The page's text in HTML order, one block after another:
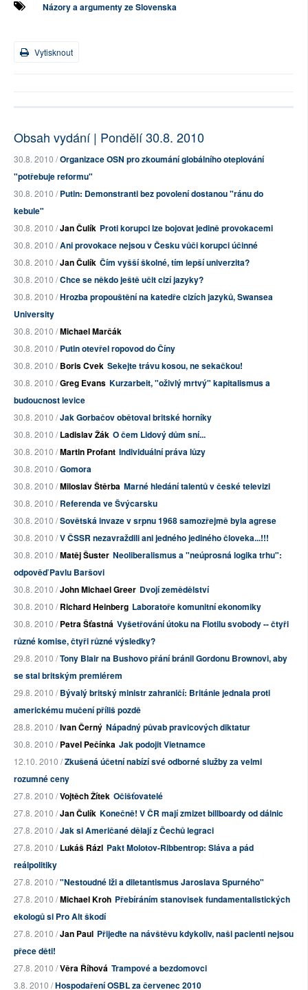
Názory a argumenty ze Slovenska
Vytisknout
Obsah vydání | Pondělí 30.8. 2010
30.8. 2010 /Organizace OSN pro zkoumání globálního oteplování
"potřebuje reformu"
30.8. 2010 /Putin: Demonstranti bez povolení dostanou "ránu do
kebule"
30.8. 2010 /Jan Čulík Proti korupci lze bojovat jedině provokacemi
30.8. 2010 /Ani provokace nejsou v Česku vůči korupci účinné
30.8. 2010 /Jan Čulík Čím vyšší školné, tím lepší univerzita?
30.8. 2010 /Chce se někdo ještě učit cizí jazyky?
30.8. 2010 /Hrozba propouštění na katedře cizích jazyků, Swansea
University
30.8. 2010 /Michael Marčák
30.8. 2010 /Putin otevřel ropovod do Číny
30.8. 2010 /Boris Cvek Sekejte trávu kosou, ne sekačkou!
30.8. 2010 /Greg Evans Kurzarbeit, "oživlý mrtvý" kapitalismus a
budoucnost levice
30.8. 2010 /Jak Gorbačov obětoval britské horníky
30.8. 2010 /Ladislav Žák O čem Lidový dům sní...
30.8. 2010 /Martin Profant Individuální práva lůzy
30.8. 2010 /Gomora
30.8. 2010 /Miloslav Štěrba Marné hledání talentů v české televizi
30.8. 2010 /Referenda ve Švýcarsku
30.8. 2010 /Sovětská invaze v srpnu 1968 samozřejmě byla agrese
30.8. 2010 /V ČSSR nezavraždili ani jedného jediného človeka...!!!
30.8. 2010 /Matěj Šuster Neoliberalismus a "neúprosná logika trhu":
odpověď Pavlu Baršovi
30.8. 2010 /John Michael Greer Dvojí zemědělství
30.8. 2010 /Richard Heinberg Laboratoře komunitní ekonomiky
30.8. 2010 /Petra Šťastná Vyšetřování útoku na Flotilu svobody -- čtyři
různé komise, čtyři různé výsledky?
29.8. 2010 /Tony Blair na Bushovo přání bránil Gordonu Brownovi, aby
se stal britským premiérem
29.8. 2010 /Bývalý britský ministr zahraničí: Británie jednala proti
americkému mučení příliš pozdě
28.8. 2010 /Ivan Černý Nápadný půvab pravicových diktatur
30.8. 2010 /Pavel Pečínka Jak podojit Vietnamce
12.10. 2010 /Zkušená účetní nabízí své odborné služby za velmi
rozumné ceny
27.8. 2010 /Vojtěch Žítek Očišťovatelé
27.8. 2010 /Jan Čulík Konečně! V ČR mají zmizet billboardy od dálnic
27.8. 2010 /Jak si Američané dělají z Čechů legraci
27.8. 2010 /Lukáš Rázl Pakt Molotov-Ribbentrop: Sláva a pád
reálpolitiky
27.8. 2010 /"Nestoudné lži a diletantismus Jaroslava Spurného"
27.8. 2010 /Michael Kroh Přebíráním stanovisek fundamentalistických
ekologů si Pro Alt škodí
27.8. 2010 /Jan Paul Přijeďte na návštěvu kdykoliv, naši pacienti nejsou
přece děti!
27.8. 2010 /Věra Říhová Trampové a bezdomovci
3.8. 2010 /Hospodaření OSBL za červenec 2010